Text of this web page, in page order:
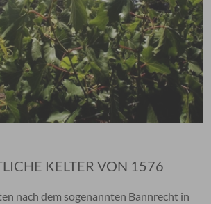
KELTER VON 1576
nach dem sogenannten Bannrecht in